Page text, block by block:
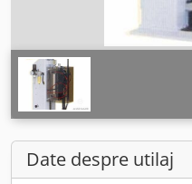
Date despre utilaj